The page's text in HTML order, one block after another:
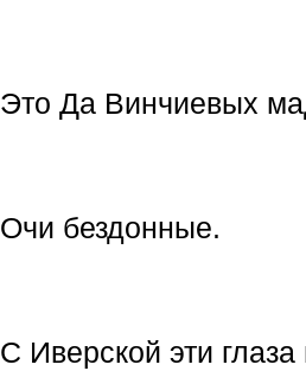
Это Да Винчиевых
Очи бездонные.
С Иверской эти глаза